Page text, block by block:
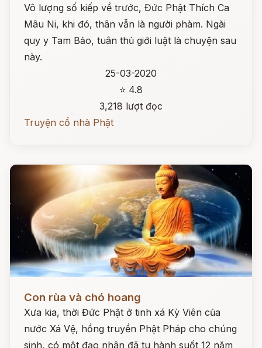
Vô lượng số kiếp về trước, Đức Phật Thích Ca
Mâu Ni, khi đó, thân vẫn là người phàm. Ngài
quy y Tam Bảo, tuân thủ giới luật là chuyện sau
này.
25-03-2020
⭐ 4.8
3,218 lượt đọc
Truyện cổ nhà Phật
Con rùa và chó hoang
Xưa kia, thời Đức Phật ở tinh xá Kỳ Viên của
nước Xá Vệ, hồng truyền Phật Pháp cho chúng
sinh, có một đạo nhân đã tu hành suốt 12 năm